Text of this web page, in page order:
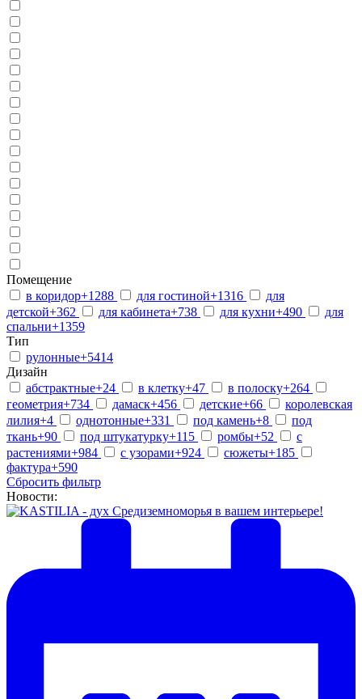
Помещение
в коридор+1288 для гостиной+1316
для
детской+362 для кабинета+738 для кухни+490
для
спальни+1359
Тип
рулонные+5414
Дизайн
абстрактные+24 в клетку+47 в полоску+264
геометрия+734 дамаск+456 детские+66
королевская
лилия+4 однотонные+331 под камень+8
под
ткань+90 под штукатурку+115 ромбы+52
с
растениями+984 с узорами+924 сюжеты+185
фактура+590
Сбросить фильтр
Новости: